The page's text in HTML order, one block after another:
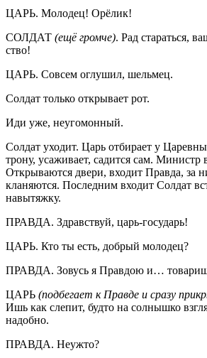
ЦАРЬ. Молодец! Орёлик!
СОЛДАТ (ещё громче). Рад стараться,
ство!
ЦАРЬ. Совсем оглушил, шельмец.
Солдат только открывает рот.
Иди уже, неугомонный.
Солдат уходит. Царь отбирает у
трону, усаживает, садится сам. Министр
Открываются двери, входит Правда, за
кланяются. Последним входит Солдат
навытяжку.
ПРАВДА. Здравствуй, царь-государь!
ЦАРЬ. Кто ты есть, добрый молодец?
ПРАВДА. Зовусь я Правдою и…
ЦАРЬ (подбегает к Правде и сразу
Ишь как слепит, будто на солнышко
надобно.
ПРАВДА. Неужто?